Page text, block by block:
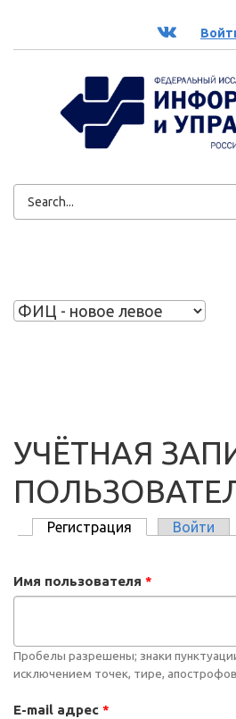
ВК
ФОРМА
УЧЁТНАЯ
Регистрация (активная
Войти
Имя пользователя *
Пробелы разрешены; знаки
исключением точек, тире,
E-mail адрес *